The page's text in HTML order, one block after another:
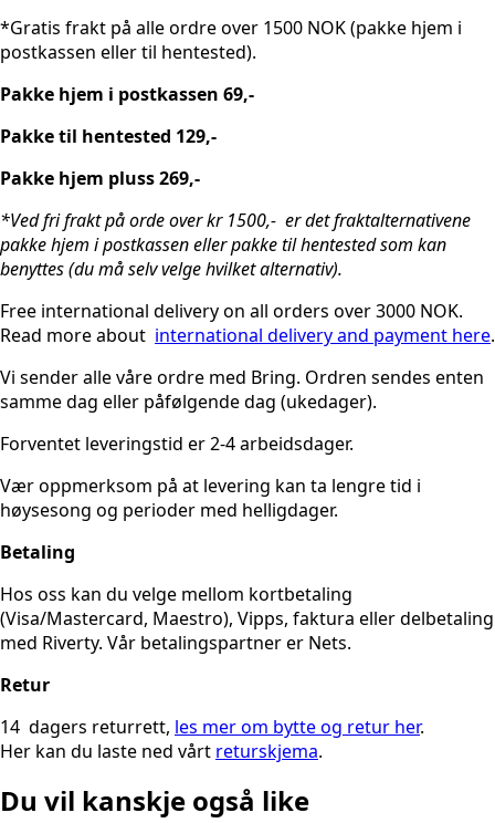
*Gratis frakt på alle ordre over 1500 NOK (pakke hjem i
postkassen eller til hentested).
Pakke hjem i postkassen 69,-
Pakke til hentested 129,-
Pakke hjem pluss 269,-
*Ved fri frakt på orde over kr 1500,- er det fraktalternativene
pakke hjem i postkassen eller pakke til hentested som kan
benyttes (du må selv velge hvilket alternativ).
Free international delivery on all orders over 3000 NOK.
Read more about international delivery and payment here.
Vi sender alle våre ordre med Bring. Ordren sendes enten
samme dag eller påfølgende dag (ukedager).
Forventet leveringstid er 2-4 arbeidsdager.
Vær oppmerksom på at levering kan ta lengre tid i
høysesong og perioder med helligdager.
Betaling
Hos oss kan du velge mellom kortbetaling
(Visa/Mastercard, Maestro), Vipps, faktura eller delbetaling
med Riverty. Vår betalingspartner er Nets.
Retur
14 dagers returrett, les mer om bytte og retur her.
Her kan du laste ned vårt returskjema.
Du vil kanskje også like